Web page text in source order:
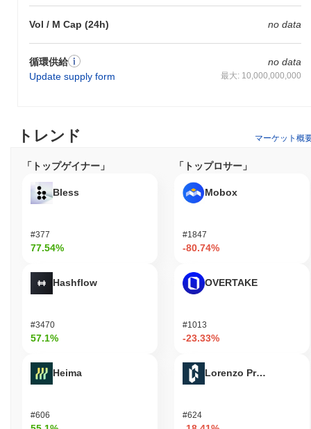
Vol / M Cap (24h) no data
循環供給
Update supply form
no data
最大: 10,000,000,000
IBIT (ETH)は、イーサリアムブロックチェーンを活用して革新的
設計されています。ターゲットオーディエンスには、分散型金融
（DeFi）ソリューションに興味がある人々や、ブロックチェーン
技術を自社の業務に統合しようとする企業が含まれます。このコ
IBIT (ETH)はどのように保護されていますか？
IBIT (ETH)は、プルーフ・オブ・ステーク（PoS）コンセンサス
メカニズムを通じてネットワークを保護しており、保有する暗号
通貨の量に基づいてバリデーターがブロックの作成や取引の検証
促進するだけでなく、悪意のある行動がステークされた資産の喪
失につながる可能性があるため、バリデーターに誠実に行動する
IBIT (ETH)は何か論争やリスクに直面していますか？
性のある極端なボラティリティを含む、重要なリスクや論争に直
面しています。さらに、潜在的なセキュリティインシデントやラ
対する深刻な脅威をもたらします。規制遵守に関する法的問題
は、IBITの状況をさらに複雑にし、投資家が徹底的なデューデリ
IBIT (ETH) (IBIT) FAQ – 主要指標と市場分析
トレンド マーケット概
「トップゲイナー」
Bless
#377
77.54%
Hashflow
#3470
57.1%
Heima
#606
「トップロサー」
Mobox
#1847
-80.74%
OVERTAKE
#1013
-23.33%
Lorenzo Protocol
#624